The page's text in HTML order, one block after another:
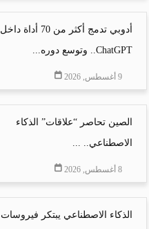
أدوبي تدمج أكثر من 70 أداة داخل
ChatGPT.. وتوسع دوره...
9 أغسطس, 2026
الصين تحاصر “علاقات” الذكاء
الاصطناعي.. ...
8 أغسطس, 2026
الذكاء الاصطناعي يبتكر فيروسات